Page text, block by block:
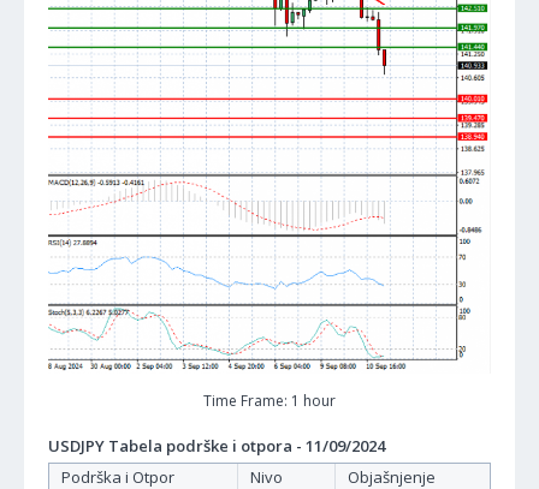
Time Frame: 1 hour
USDJPY Tabela podrške i otpora - 11/09/2024
Podrška i Otpor
Nivo
Objašnjenje